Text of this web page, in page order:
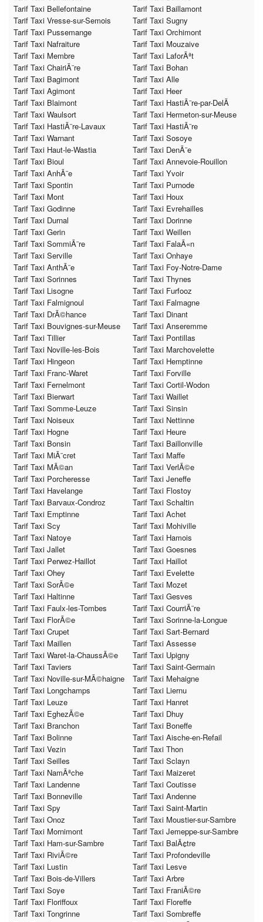
Tarif Taxi Bellefontaine
Tarif Taxi Baillamont
Tarif Taxi Vresse-sur-Semois
Tarif Taxi Sugny
Tarif Taxi Pussemange
Tarif Taxi Orchimont
Tarif Taxi Nafraiture
Tarif Taxi Mouzaive
Tarif Taxi Membre
Tarif Taxi LaforÃªt
Tarif Taxi ChairiÃ¨re
Tarif Taxi Bohan
Tarif Taxi Bagimont
Tarif Taxi Alle
Tarif Taxi Agimont
Tarif Taxi Heer
Tarif Taxi Blaimont
Tarif Taxi HastiÃ¨re-par-DelÃ
Tarif Taxi Waulsort
Tarif Taxi Hermeton-sur-Meuse
Tarif Taxi HastiÃ¨re-Lavaux
Tarif Taxi HastiÃ¨re
Tarif Taxi Warnant
Tarif Taxi Sosoye
Tarif Taxi Haut-le-Wastia
Tarif Taxi DenÃ¨e
Tarif Taxi Bioul
Tarif Taxi Annevoie-Rouillon
Tarif Taxi AnhÃ¨e
Tarif Taxi Yvoir
Tarif Taxi Spontin
Tarif Taxi Purnode
Tarif Taxi Mont
Tarif Taxi Houx
Tarif Taxi Godinne
Tarif Taxi Evrehailles
Tarif Taxi Durnal
Tarif Taxi Dorinne
Tarif Taxi Gerin
Tarif Taxi Weillen
Tarif Taxi SommiÃ¨re
Tarif Taxi FalaÃ«n
Tarif Taxi Serville
Tarif Taxi Onhaye
Tarif Taxi AnthÃ¨e
Tarif Taxi Foy-Notre-Dame
Tarif Taxi Sorinnes
Tarif Taxi Thynes
Tarif Taxi Lisogne
Tarif Taxi Furfooz
Tarif Taxi Falmignoul
Tarif Taxi Falmagne
Tarif Taxi DrÃ©hance
Tarif Taxi Dinant
Tarif Taxi Bouvignes-sur-Meuse
Tarif Taxi Anseremme
Tarif Taxi Tillier
Tarif Taxi Pontillas
Tarif Taxi Noville-les-Bois
Tarif Taxi Marchovelette
Tarif Taxi Hingeon
Tarif Taxi Hemptinne
Tarif Taxi Franc-Waret
Tarif Taxi Forville
Tarif Taxi Fernelmont
Tarif Taxi Cortil-Wodon
Tarif Taxi Bierwart
Tarif Taxi Waillet
Tarif Taxi Somme-Leuze
Tarif Taxi Sinsin
Tarif Taxi Noiseux
Tarif Taxi Nettinne
Tarif Taxi Hogne
Tarif Taxi Heure
Tarif Taxi Bonsin
Tarif Taxi Baillonville
Tarif Taxi MiÃ¨cret
Tarif Taxi Maffe
Tarif Taxi MÃ©an
Tarif Taxi VerlÃ©e
Tarif Taxi Porcheresse
Tarif Taxi Jeneffe
Tarif Taxi Havelange
Tarif Taxi Flostoy
Tarif Taxi Barvaux-Condroz
Tarif Taxi Schaltin
Tarif Taxi Emptinne
Tarif Taxi Achet
Tarif Taxi Scy
Tarif Taxi Mohiville
Tarif Taxi Natoye
Tarif Taxi Hamois
Tarif Taxi Jallet
Tarif Taxi Goesnes
Tarif Taxi Perwez-Haillot
Tarif Taxi Haillot
Tarif Taxi Ohey
Tarif Taxi Evelette
Tarif Taxi SorÃ©e
Tarif Taxi Mozet
Tarif Taxi Haltinne
Tarif Taxi Gesves
Tarif Taxi Faulx-les-Tombes
Tarif Taxi CourriÃ¨re
Tarif Taxi FlorÃ©e
Tarif Taxi Sorinne-la-Longue
Tarif Taxi Crupet
Tarif Taxi Sart-Bernard
Tarif Taxi Maillen
Tarif Taxi Assesse
Tarif Taxi Waret-la-ChaussÃ©e
Tarif Taxi Upigny
Tarif Taxi Taviers
Tarif Taxi Saint-Germain
Tarif Taxi Noville-sur-MÃ©haigne
Tarif Taxi Mehaigne
Tarif Taxi Longchamps
Tarif Taxi Liernu
Tarif Taxi Leuze
Tarif Taxi Hanret
Tarif Taxi EghezÃ©e
Tarif Taxi Dhuy
Tarif Taxi Branchon
Tarif Taxi Boneffe
Tarif Taxi Bolinne
Tarif Taxi Aische-en-Refail
Tarif Taxi Vezin
Tarif Taxi Thon
Tarif Taxi Seilles
Tarif Taxi Sclayn
Tarif Taxi NamÃªche
Tarif Taxi Maizeret
Tarif Taxi Landenne
Tarif Taxi Coutisse
Tarif Taxi Bonneville
Tarif Taxi Andenne
Tarif Taxi Spy
Tarif Taxi Saint-Martin
Tarif Taxi Onoz
Tarif Taxi Moustier-sur-Sambre
Tarif Taxi Mornimont
Tarif Taxi Jemeppe-sur-Sambre
Tarif Taxi Ham-sur-Sambre
Tarif Taxi BalÃ¢tre
Tarif Taxi RiviÃ©re
Tarif Taxi Profondeville
Tarif Taxi Lustin
Tarif Taxi Lesve
Tarif Taxi Bois-de-Villers
Tarif Taxi Arbre
Tarif Taxi Soye
Tarif Taxi FraniÃ©re
Tarif Taxi Floriffoux
Tarif Taxi Floreffe
Tarif Taxi Tongrinne
Tarif Taxi Sombreffe